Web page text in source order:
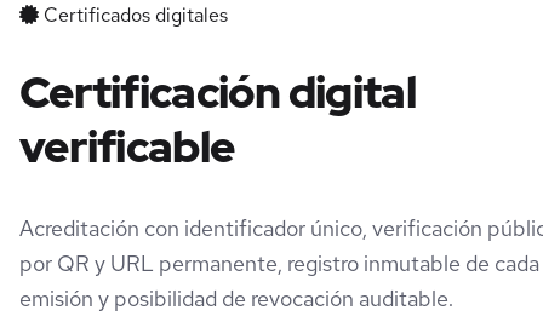
Certificados digitales
Certificación digital
verificable
Acreditación con identificador único, verificación
por QR y URL permanente, registro inmutable de cada
emisión y posibilidad de revocación auditable.